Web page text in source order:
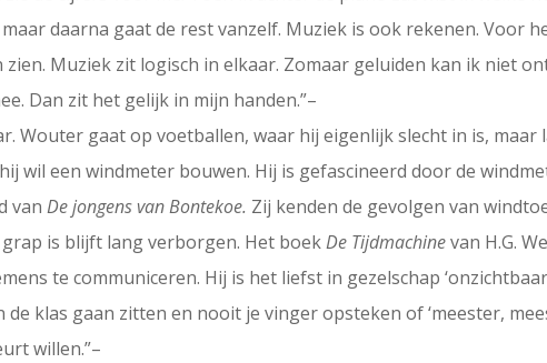
daarna gaat de rest vanzelf. Muziek is ook rekenen. Voor
Muziek zit logisch in elkaar. Zomaar geluiden kan ik niet
Dan zit het gelijk in mijn handen.”–
Wouter gaat op voetballen, waar hij eigenlijk slecht in is,
wil een windmeter bouwen. Hij is gefascineerd door de
vanDe jongens van Bontekoe. Zij kenden de gevolgen van
grap is blijft lang verborgen. Het boekDe Tijdmachinevan H.G.
te communiceren. Hij is het liefst in gezelschap
klas gaan zitten en nooit je vinger opsteken of ‘meester,
willen.”–